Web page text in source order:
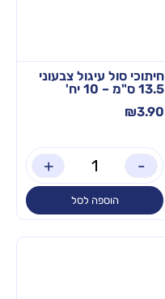
חיתוכי סול עיגול צבעוני
13.5 ס"מ – 10 יח'
₪3.90
-
+
הוספה לסל